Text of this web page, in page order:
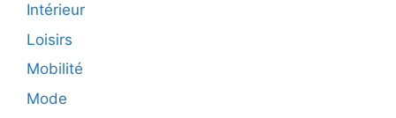
Intérieur
Loisirs
Mobilité
Mode